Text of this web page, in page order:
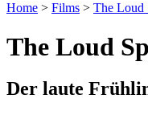
Home > Films > The Loud
The Loud
Der laute